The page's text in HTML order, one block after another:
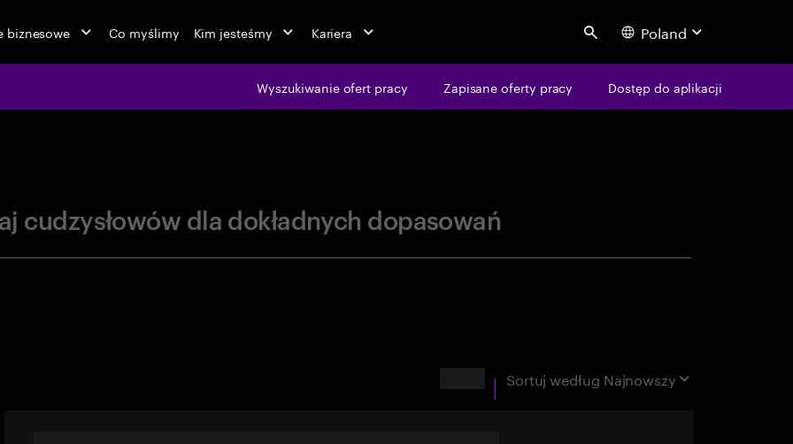
biznesowe Co myślimy Kim jesteśmy Kariera Search Poland
at Accenture
Wyszukiwanie ofert pracy Zapisane oferty pracy Dostęp do aplikacji
cudzysłowów dla dokładnych dopasowań
Sortuj według Najnowszy